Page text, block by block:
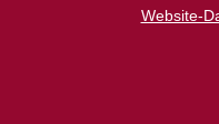
Website-